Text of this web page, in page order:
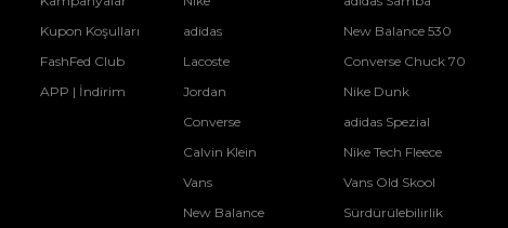
Kupon Koşulları
FashFed Club
APP | İndirim
adidas
Lacoste
Jordan
Converse
Calvin Klein
Vans
New Balance
New Balance 530
Converse Chuck 70
Nike Dunk
adidas Spezial
Nike Tech Fleece
Vans Old Skool
Sürdürülebilirlik